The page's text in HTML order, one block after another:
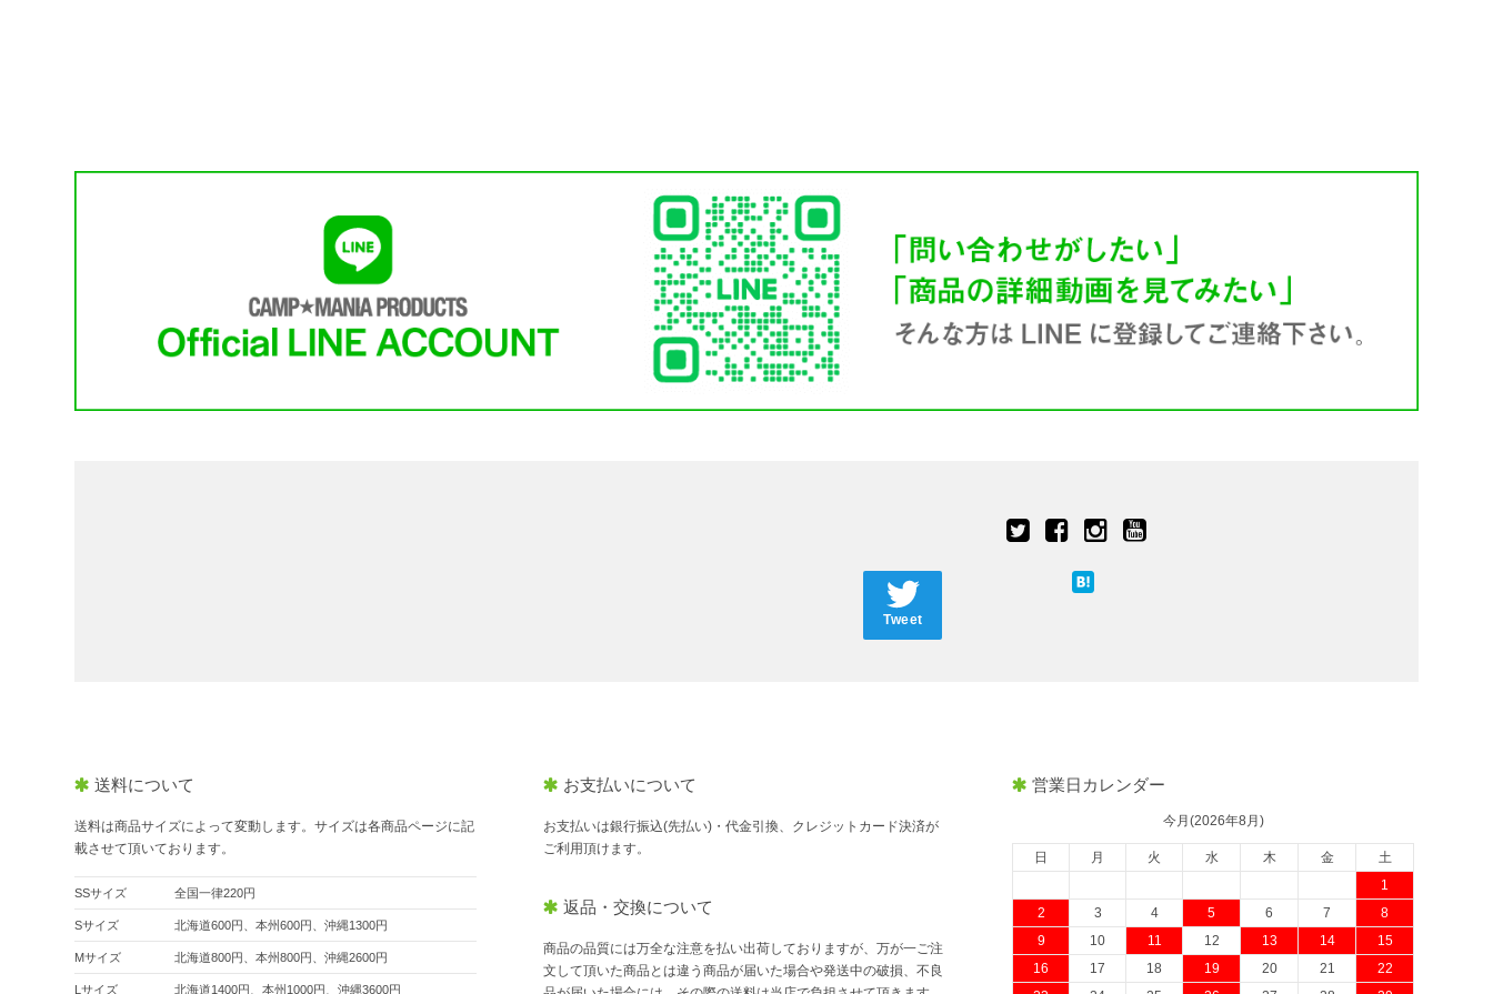
Tweet
送料について
送料は商品サイズによって変動します。サイズは各商品ページに記
載させて頂いております。
SSサイズ 全国一律220円
Sサイズ 北海道600円、本州600円、沖縄1300円
Mサイズ 北海道800円、本州800円、沖縄2600円
Lサイズ 北海道1400円、本州1000円、沖縄3600円
お支払いについて
お支払いは銀行振込(先払い)・代金引換、クレジットカード決済が
ご利用頂けます。
返品・交換について
商品の品質には万全な注意を払い出荷しておりますが、万が一ご注
文して頂いた商品とは違う商品が届いた場合や発送中の破損、不良
営業日カレンダー
今月(2026年8月)
日 月 火 水 木 金
土
1
2
3 4 5 6 7
8
9
10 11 12 13 14
15
16
17 18 19 20 21
22